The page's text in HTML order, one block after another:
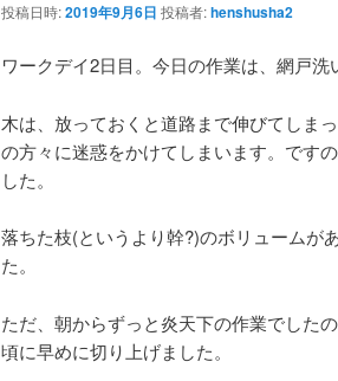
投稿日時:2019年9月6日 投稿者:henshusha2
ワークデイ2日目。今日の作業は、網戸洗
木は、放っておくと道路まで伸びてしま
の方々に迷惑をかけてしまいます。です
した。
落ちた枝(というより幹?)のボリュームが
た。
ただ、朝からずっと炎天下の作業でした
頃に早めに切り上げました。